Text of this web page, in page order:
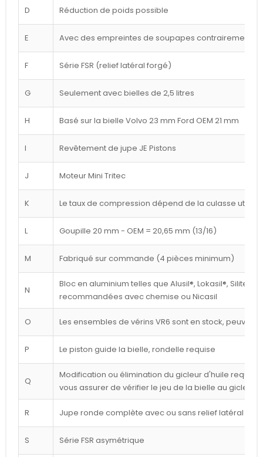
D Réduction de poids possible
E Avec des empreintes de soupapes contrairement à
F Série FSR (relief latéral forgé)
G Seulement avec bielles de 2,5 litres
H Basé sur la bielle Volvo 23 mm Ford OEM 21 mm
I Revêtement de jupe JE Pistons
J Moteur Mini Tritec
K Le taux de compression dépend de la culasse
L Goupille 20 mm - OEM = 20,65 mm (13/16)
M Fabriqué sur commande (4 pièces minimum)
N
Bloc en aluminium telles que Alusil®, Lokasil®, Silitec®,
recommandées avec chemise ou Nicasil
O Les ensembles de vérins VR6 sont en stock, peuvent
P Le piston guide la bielle, rondelle requise
Q
Modification ou élimination du gicleur d'huile
vous assurer de vérifier le jeu de la bielle au gicleur
R Jupe ronde complète avec ou sans relief latéral
S Série FSR asymétrique